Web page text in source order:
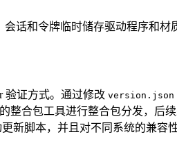
话和令牌临时储存驱动程序和材
验证方式。通过修改 version.json
合包工具进行整合包分发，后
新脚本，并且对不同系统的兼容性